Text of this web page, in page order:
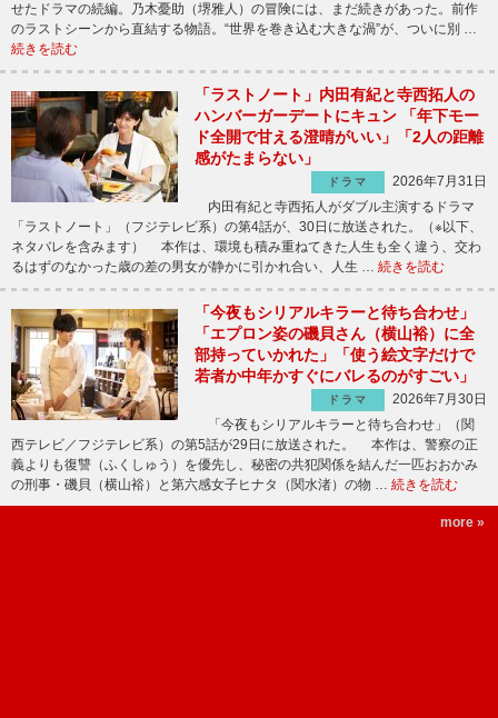
せたドラマの続編。乃木憂助（堺雅人）の冒険には、まだ続きがあった。前作
のラストシーンから直結する物語。“世界を巻き込む大きな渦”が、ついに別 …
続きを読む
「ラストノート」内田有紀と寺西拓人の
ハンバーガーデートにキュン 「年下モー
ド全開で甘える澄晴がいい」「2人の距離
感がたまらない」
ドラマ
2026年7月31日
内田有紀と寺西拓人がダブル主演するドラマ
「ラストノート」（フジテレビ系）の第4話が、30日に放送された。（※以下、
ネタバレを含みます） 本作は、環境も積み重ねてきた人生も全く違う、交わ
るはずのなかった歳の差の男女が静かに引かれ合い、人生 … 続きを読む
「今夜もシリアルキラーと待ち合わせ」
「エプロン姿の磯貝さん（横山裕）に全
部持っていかれた」「使う絵文字だけで
若者か中年かすぐにバレるのがすごい」
ドラマ
2026年7月30日
「今夜もシリアルキラーと待ち合わせ」（関
西テレビ／フジテレビ系）の第5話が29日に放送された。 本作は、警察の正
義よりも復讐（ふくしゅう）を優先し、秘密の共犯関係を結んだ一匹おおかみ
の刑事・磯貝（横山裕）と第六感女子ヒナタ（関水渚）の物 … 続きを読む
more »